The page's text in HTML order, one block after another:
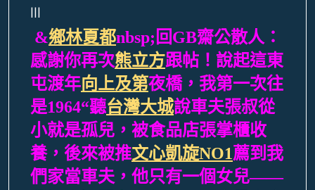
|||
&鄉林夏都nbsp;回GB齋公散人 ：
感謝你再次熊立方跟帖！說起這東
屯渡年向上及第夜橋，我第一次往
是1964“聽台灣大城說車夫張叔從
小就是孤兒，被食品店張掌櫃收
養，後來被推文心凱旋NO1薦到我
們家當車夫，他只有一個女兒——